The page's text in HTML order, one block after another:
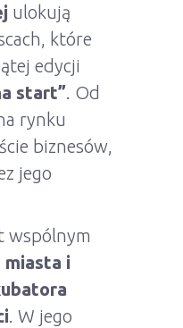
ulokują
które
edycji
start” . Od
rynku
biznesów,
jego
wspólnym
i
. W jego